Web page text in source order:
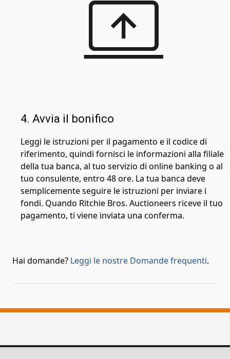
4. Avvia il bonifico
Leggi le istruzioni per il pagamento e il codice di
riferimento, quindi fornisci le informazioni alla filiale
della tua banca, al tuo servizio di online banking o al
tuo consulente, entro 48 ore. La tua banca deve
semplicemente seguire le istruzioni per inviare i
fondi. Quando Ritchie Bros. Auctioneers riceve il tuo
pagamento, ti viene inviata una conferma.
Hai domande? Leggi le nostre Domande frequenti.